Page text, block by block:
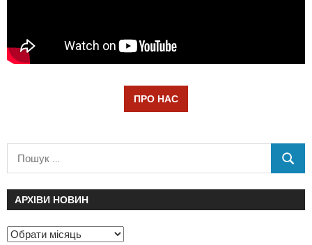
ПРО НАС
АРХІВИ НОВИН